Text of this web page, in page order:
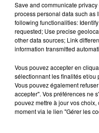
régionale de
l'adjointe à la
Transition
risques éventuels
"Comme nous
interne, nous
Save and communicate
process personal data such as
following functionalities:
requested; Use precise
other data sources; Link
information transmitted
Vous pouvez accepter en
sélectionnant les finalités et/ou
Vous pouvez également
accepter". Vos préférences ne
pouvez mettre à jour vos
moment via le lien "Gérer les